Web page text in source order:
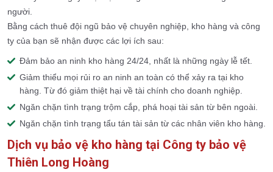
người.
Bằng cách thuê đội ngũ bảo vệ chuyên nghiệp, kho hàng và công
ty của bạn sẽ nhận được các lợi ích sau:
Đảm bảo an ninh kho hàng 24/24, nhất là những ngày lễ tết.
Giảm thiểu mọi rủi ro an ninh an toàn có thể xảy ra tại kho
hàng. Từ đó giảm thiệt hại về tài chính cho doanh nghiệp.
Ngăn chặn tình trạng trộm cắp, phá hoại tài sản từ bên ngoài.
Ngăn chặn tình trạng tẩu tán tài sản từ các nhân viên kho hàng.
Dịch vụ bảo vệ kho hàng tại Công ty bảo vệ
Thiên Long Hoàng